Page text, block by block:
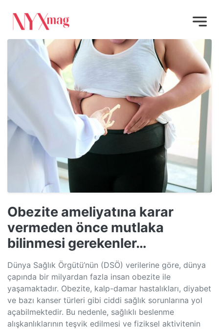
Obezite ameliyatına karar
vermeden önce mutlaka
bilinmesi gerekenler…
Dünya Sağlık Örgütü’nün (DSÖ) verilerine göre, dünya
çapında bir milyardan fazla insan obezite ile
yaşamaktadır. Obezite, kalp-damar hastalıkları, diyabet
ve bazı kanser türleri gibi ciddi sağlık sorunlarına yol
açabilmektedir. Bu nedenle, sağlıklı beslenme
alışkanlıklarının teşvik edilmesi ve fiziksel aktivitenin